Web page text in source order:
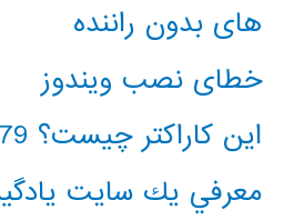
های بدون راننده
خطای نصب ویندوز
این کاراکتر چیست؟ 65279
معرفي يك سايت